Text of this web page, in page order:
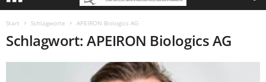
Start Schlagworte APEIRON Biologics AG
Schlagwort: APEIRON Biologics AG